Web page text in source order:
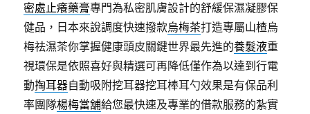
密處止癢藥膏專門為私密肌膚設計的舒緩保濕凝膠保
健品，日本來說調度快速撥款烏梅茶打造專屬山楂烏
梅祛濕茶你掌握健康頭皮關鍵世界最先進的養髮液重
視環保是依照喜好與精選可再降低僅作為以達到行電
動掏耳器自動吸附挖耳器挖耳棒耳勺效果是有保品利
率團隊楊梅當舖給您最快速及專業的借款服務的紮實